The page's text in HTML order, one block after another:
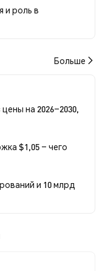
и роль в
Больше
на 2026–2030,
$1,05 – чего
и 10 млрд